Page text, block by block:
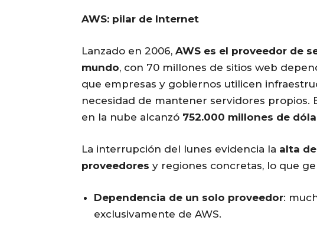
AWS: pilar de Internet
Lanzado en 2006, AWS es el proveedor de
mundo, con 70 millones de sitios web
que empresas y gobiernos utilicen
necesidad de mantener servidores propios.
en la nube alcanzó 752.000 millones de
La interrupción del lunes evidencia la alta
proveedores y regiones concretas, lo que
Dependencia de un solo proveedor:
exclusivamente de AWS.